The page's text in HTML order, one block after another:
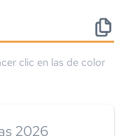
clic en las de color
2026